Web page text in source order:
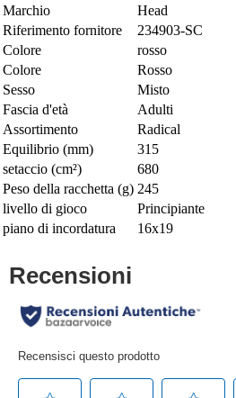
Marchio
Head
Riferimento fornitore
234903-SC
Colore
rosso
Colore
Rosso
Sesso
Misto
Fascia d'età
Adulti
Assortimento
Radical
Equilibrio (mm)
315
setaccio (cm²)
680
Peso della racchetta (g) 245
livello di gioco
Principiante
piano di incordatura
16x19